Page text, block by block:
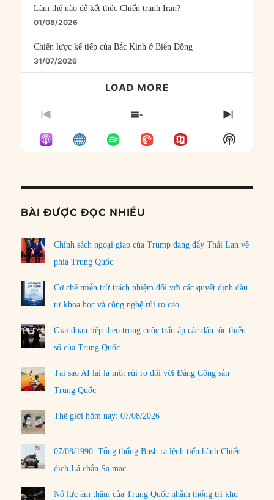
Làm thế nào để kết thúc Chiến tranh Iran?
01/08/2026
Chiến lược kế tiếp của Bắc Kinh ở Biển Đông
31/07/2026
LOAD MORE
PREVIOUS
EPISODE
SHOW
EPISODES
LIST
NEXT
Show
Podcast
BÀI ĐƯỢC ĐỌC NHIỀU
Chính sách ngoại giao của Trump đang đẩy Thái Lan về
phía Trung Quốc
Cơ chế miễn trừ trách nhiệm đối với các quyết định đầu
tư khoa học và công nghệ rủi ro cao
Giai đoạn tiếp theo trong cuộc trấn áp các dân tộc thiểu
số của Trung Quốc
Tại sao AI lại là một rủi ro đối với Đảng Cộng sản
Trung Quốc
Thế giới hôm nay: 07/08/2026
07/08/1990: Tổng thống Bush ra lệnh tiến hành Chiến
dịch Lá chắn Sa mạc
Nỗ lực âm thầm của Trung Quốc nhằm thống trị khu